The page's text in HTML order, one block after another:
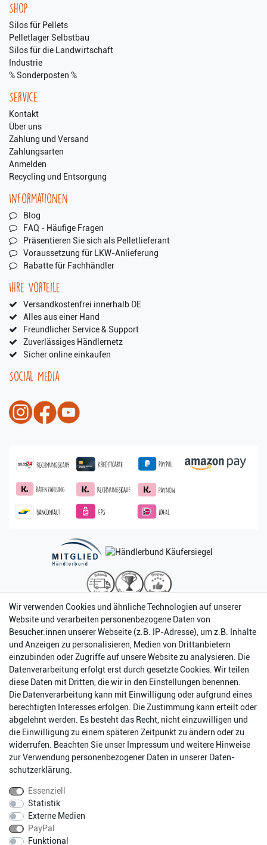
Shop
Silos für Pellets
Pelletlager Selbstbau
Silos für die Landwirtschaft
Industrie
% Sonderposten %
Service
Kontakt
Über uns
Zahlung und Versand
Zahlungsarten
Anmelden
Recycling und Entsorgung
Informationen
Blog
FAQ - Häufige Fragen
Präsentieren Sie sich als Pelletlieferant
Voraussetzung für LKW-Anlieferung
Rabatte für Fachhändler
Ihre Vorteile
Versandkostenfrei innerhalb DE
Alles aus einer Hand
Freundlicher Service & Support
Zuverlässiges Händlernetz
Sicher online einkaufen
Social Media
Impressum Daten­schutz­erklärung AGB
Barrierefreiheitserklärung
Wir verwenden Cookies und ähnliche Technologien auf unserer
Website und verarbeiten personenbezogene Daten von
Besucher:innen unserer Webseite (z.B. IP-Adresse), um z.B. Inhalte
und Anzeigen zu personalisieren, Medien von Drittanbietern
einzubinden oder Zugriffe auf unsere Website zu analysieren. Die
Datenverarbeitung erfolgt erst durch gesetzte Cookies. Wir teilen
diese Daten mit Dritten, die wir in den Einstellungen benennen.
Die Datenverarbeitung kann mit Einwilligung oder aufgrund eines
berechtigten Interesses erfolgen. Die Zustimmung kann erteilt oder
abgelehnt werden. Es besteht das Recht, nicht einzuwilligen und
die Einwilligung zu einem späteren Zeitpunkt zu ändern oder zu
widerrufen. Beachten Sie unser Impressum und weitere Hinweise
zur Verwendung personenbezogener Daten in unserer Daten­
schutz­erklärung
Essenziell
Statistik
Externe Medien
PayPal
Funktional